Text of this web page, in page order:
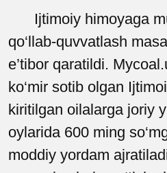
Ijtimoiy himoyaga
qo‘llab-quvvatlash
e’tibor qaratildi.
ko‘mir sotib olgan
kiritilgan oilalarga joriy
oylarida 600 ming
moddiy yordam